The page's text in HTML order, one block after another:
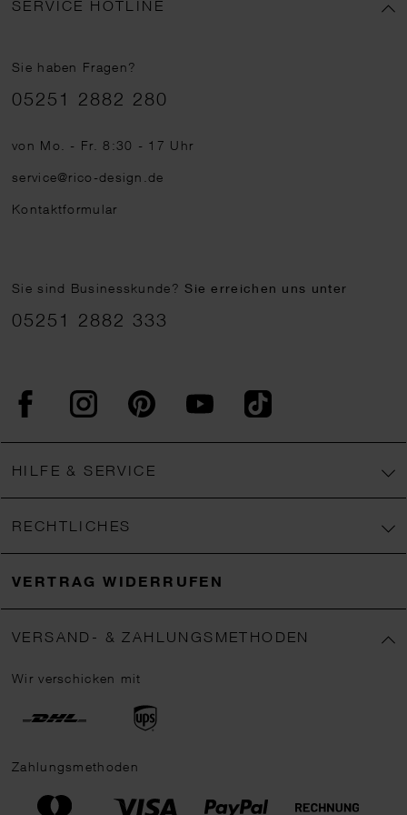
SERVICE HOTLINE
Sie haben Fragen?
Telefonnummer
05251 2882 280
von Mo. - Fr. 8:30 - 17 Uhr
service@rico-design.de
Kontaktformular
Sie sind Businesskunde?Sie erreichen uns unter
05251 2882 333
FacebookInstagram PinterestYouTubeTikTok
HILFE & SERVICE
RECHTLICHES
VERTRAG WIDERRUFEN
VERSAND- & ZAHLUNGSMETHODEN
Wir verschicken mit
Zahlungsmethoden